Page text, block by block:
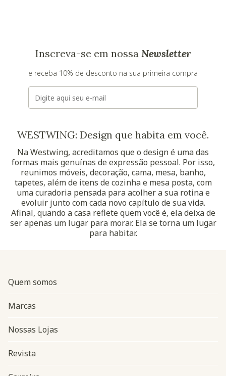
Inscreva-se em nossa Newsletter
e receba 10% de desconto na sua primeira compra
E-mail
WESTWING: Design que habita em você.
Na Westwing, acreditamos que o design é uma das
formas mais genuínas de expressão pessoal. Por isso,
reunimos móveis, decoração, cama, mesa, banho,
tapetes, além de itens de cozinha e mesa posta, com
uma curadoria pensada para acolher a sua rotina e
evoluir junto com cada novo capítulo de sua vida.
Afinal, quando a casa reflete quem você é, ela deixa de
ser apenas um lugar para morar. Ela se torna um lugar
para habitar.
Quem somos
Marcas
Nossas Lojas
Revista